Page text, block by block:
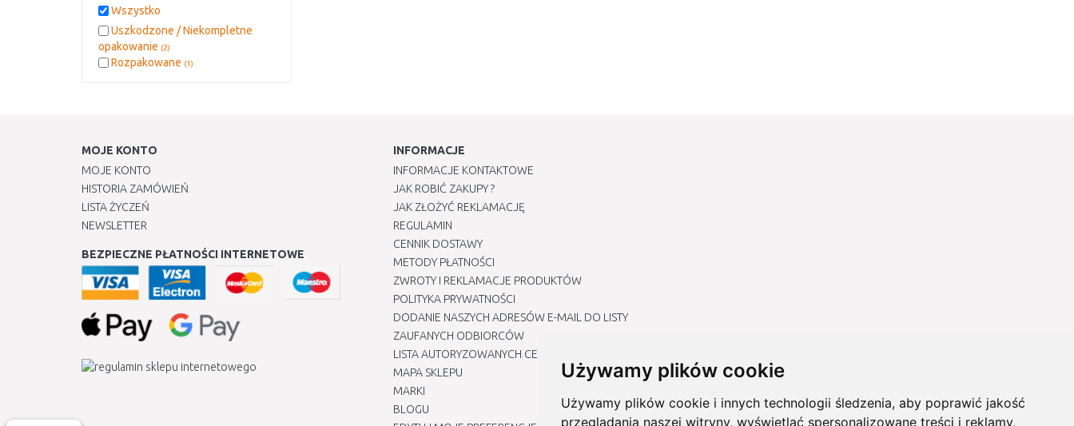
Używamy plików cookie
Używamy plików cookie i innych technologii śledzenia, aby poprawić jakość
przeglądania naszej witryny, wyświetlać spersonalizowane treści i reklamy,
Wszystko
Uszkodzone / Niekompletne
opakowanie (2)
Rozpakowane (1)
MOJE KONTO
MOJE KONTO
HISTORIA ZAMÓWIEŃ
LISTA ŻYCZEŃ
NEWSLETTER
BEZPIECZNE PŁATNOŚCI INTERNETOWE
INFORMACJE
INFORMACJE KONTAKTOWE
JAK ROBIĆ ZAKUPY ?
JAK ZŁOŻYĆ REKLAMACJĘ
REGULAMIN
CENNIK DOSTAWY
METODY PŁATNOŚCI
ZWROTY I REKLAMACJE PRODUKTÓW
POLITYKA PRYWATNOŚCI
DODANIE NASZYCH ADRESÓW E-MAIL DO LISTY
ZAUFANYCH ODBIORCÓW
LISTA AUTORYZOWANYCH CENTRÓW SERWISOWYCH
MAPA SKLEPU
MARKI
BLOGU